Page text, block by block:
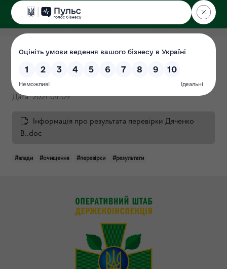
ДЕРЖЕКОІНСПЕКЦІЯ
у Хмельницькій області
Інформація про результати
перевірки Дяченко В.В.
Дата: 2021-04-09
Інформація про результата перевірки Дяченко
В..doc
#влади #очищення #перевірки #результати